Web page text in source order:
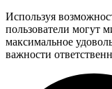
Используя
пользователи могут
максимальное
важности